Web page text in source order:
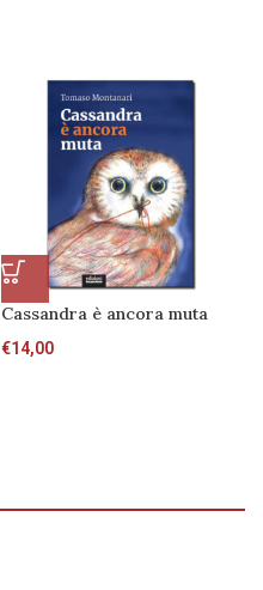
Cassandra è ancora muta
€14,00